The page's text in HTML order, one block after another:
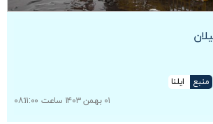
منبع
ایلنا
۰۱ بهمن ۱۴۰۳ ساعت ۰۸:۱۱:۰۰